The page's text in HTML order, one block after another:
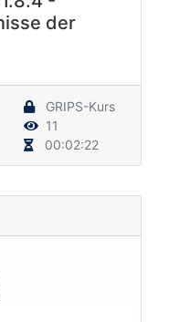
der
GRIPS-Kurs
11
00:02:22